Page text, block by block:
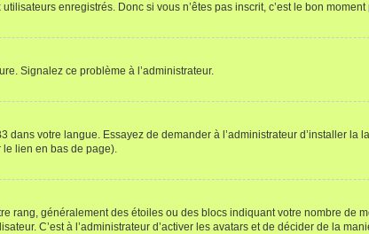
enregistrés. Donc si vous n’êtes pas inscrit, c’est le bon
Signalez ce problème à l’administrateur.
votre langue. Essayez de demander à l’administrateur d’installer la
le lien en bas de page).
rang, généralement des étoiles ou des blocs indiquant votre nombre de
C’est à l’administrateur d’activer les avatars et de décider de la